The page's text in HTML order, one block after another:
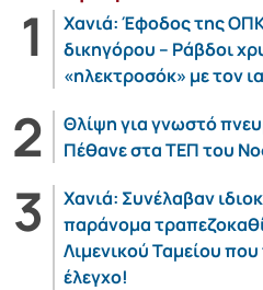
Χανιά: Έφοδος της
δικηγόρου – Ράβδοι
«ηλεκτροσόκ» με τον
Θλίψη για γνωστό
Πέθανε στα ΤΕΠ του
Χανιά: Συνέλαβαν
παράνομα
Λιμενικού Ταμείου
έλεγχο!